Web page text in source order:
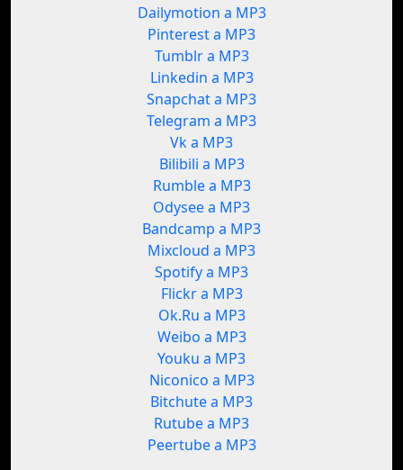
Dailymotion a MP3
Pinterest a MP3
Tumblr a MP3
Linkedin a MP3
Snapchat a MP3
Telegram a MP3
Vk a MP3
Bilibili a MP3
Rumble a MP3
Odysee a MP3
Bandcamp a MP3
Mixcloud a MP3
Spotify a MP3
Flickr a MP3
Ok.Ru a MP3
Weibo a MP3
Youku a MP3
Niconico a MP3
Bitchute a MP3
Rutube a MP3
Peertube a MP3